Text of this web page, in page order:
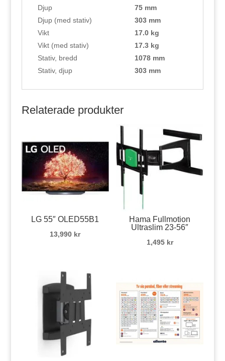
Djup
75 mm
Djup (med stativ)
303 mm
Vikt
17.0 kg
Vikt (med stativ)
17.3 kg
Stativ, bredd
1078 mm
Stativ, djup
303 mm
Relaterade produkter
LG 55″ OLED55B1
13,990 kr
Hama Fullmotion
Ultraslim 23-56″
1,495 kr